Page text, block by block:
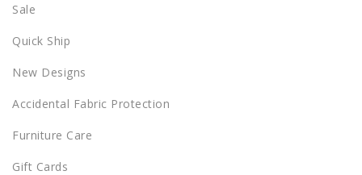
Sale
Quick Ship
New Designs
Accidental Fabric Protection
Furniture Care
Gift Cards